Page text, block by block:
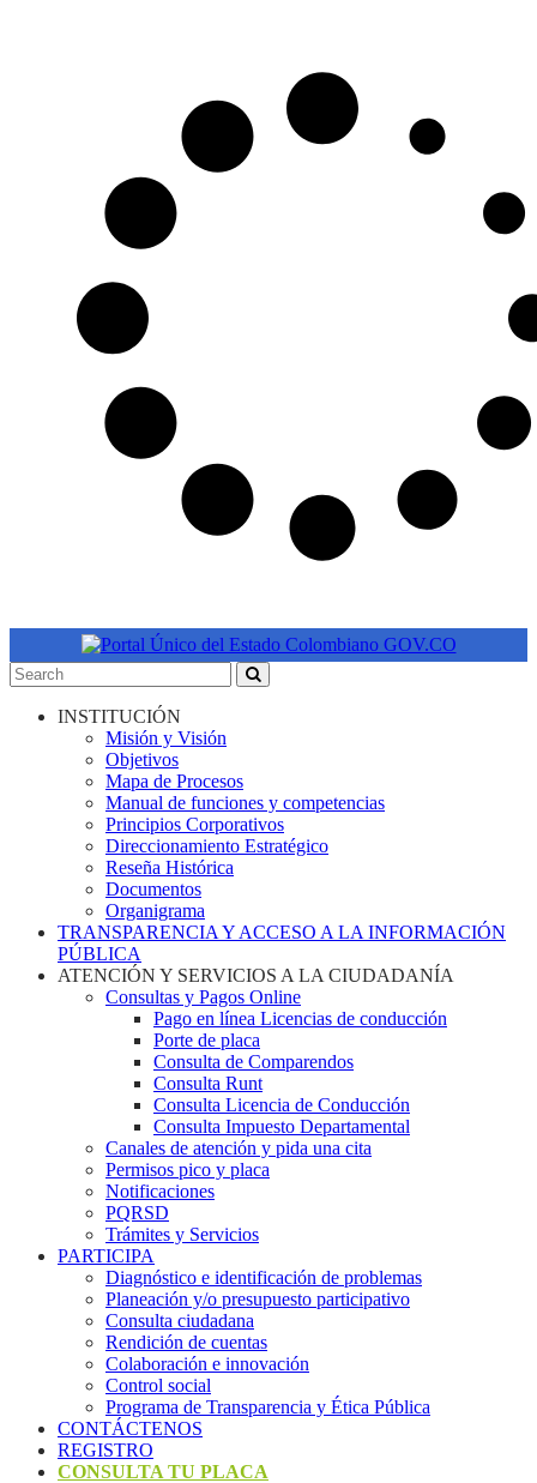
INSTITUCIÓN
Misión y Visión
Objetivos
Mapa de Procesos
Manual de funciones y competencias
Principios Corporativos
Direccionamiento Estratégico
Reseña Histórica
Documentos
Organigrama
TRANSPARENCIA Y ACCESO A LA INFORMACIÓN
PÚBLICA
ATENCIÓN Y SERVICIOS A LA CIUDADANÍA
Consultas y Pagos Online
Pago en línea Licencias de conducción
Porte de placa
Consulta de Comparendos
Consulta Runt
Consulta Licencia de Conducción
Consulta Impuesto Departamental
Canales de atención y pida una cita
Permisos pico y placa
Notificaciones
PQRSD
Trámites y Servicios
PARTICIPA
Diagnóstico e identificación de problemas
Planeación y/o presupuesto participativo​
Consulta ciudadana
Rendición de cuentas
Colaboración e innovación
Control social
Programa de Transparencia y Ética Pública
CONTÁCTENOS
REGISTRO
CONSULTA TU PLACA